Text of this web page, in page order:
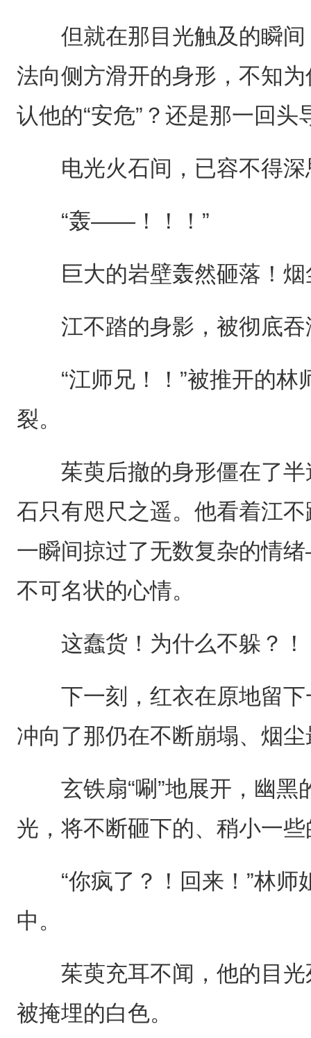
但就在那目光触及的瞬间
法向侧方滑开的身形，不知
认他的“安危”？还是那一回
电光火石间，已容不得深
“轰——！！！”
巨大的岩壁轰然砸落！烟
江不踏的身影，被彻底吞
“江师兄！！”被推开的林
裂。
茱萸后撤的身形僵在了半
石只有咫尺之遥。他看着江
一瞬间掠过了无数复杂的
不可名状的心情。
这蠢货！为什么不躲？！
下一刻，红衣在原地留下
冲向了那仍在不断崩塌、烟
玄铁扇“唰”地展开，幽黑
光，将不断砸下的、稍小一
“你疯了？！回来！”林师
中。
茱萸充耳不闻，他的目光
被掩埋的白色。